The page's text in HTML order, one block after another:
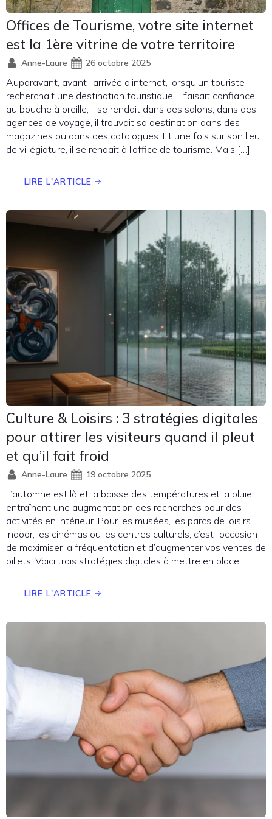
Offices de Tourisme, votre site internet
est la 1ère vitrine de votre territoire
Anne-Laure 26 octobre 2025
Auparavant, avant l’arrivée d’internet, lorsqu’un touriste
recherchait une destination touristique, il faisait confiance
au bouche à oreille, il se rendait dans des salons, dans des
agences de voyage, il trouvait sa destination dans des
magazines ou dans des catalogues. Et une fois sur son lieu
de villégiature, il se rendait à l’office de tourisme. Mais […]
LIRE L'ARTICLE
Culture & Loisirs : 3 stratégies digitales
pour attirer les visiteurs quand il pleut
et qu’il fait froid
Anne-Laure 19 octobre 2025
L’automne est là et la baisse des températures et la pluie
entraînent une augmentation des recherches pour des
activités en intérieur. Pour les musées, les parcs de loisirs
indoor, les cinémas ou les centres culturels, c’est l’occasion
de maximiser la fréquentation et d’augmenter vos ventes de
billets. Voici trois stratégies digitales à mettre en place […]
LIRE L'ARTICLE